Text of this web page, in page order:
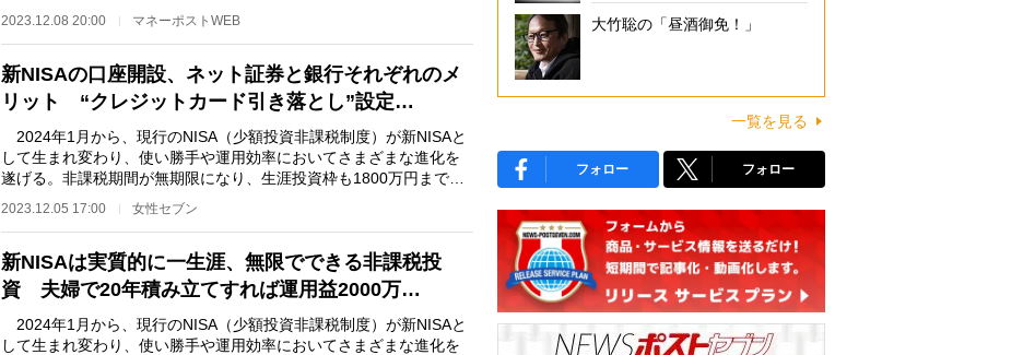
2023.12.08 20:00 マネーポストWEB
新NISAの口座開設、ネット証券と銀行それぞれのメ
リット “クレジットカード引き落とし”設定…
2024年1月から、現行のNISA（少額投資非課税制度）が新NISAと
して生まれ変わり、使い勝手や運用効率においてさまざまな進化を
遂げる。非課税期間が無期限になり、生涯投資枠も1800万円まで拡
大されるなど、投資家…
2023.12.05 17:00 女性セブン
新NISAは実質的に一生涯、無限でできる非課税投
資 夫婦で20年積み立てすれば運用益2000万…
2024年1月から、現行のNISA（少額投資非課税制度）が新NISAと
して生まれ変わり、使い勝手や運用効率においてさまざまな進化を
大竹聡の「昼酒御免！」
一覧を見る
フォロー フォロー